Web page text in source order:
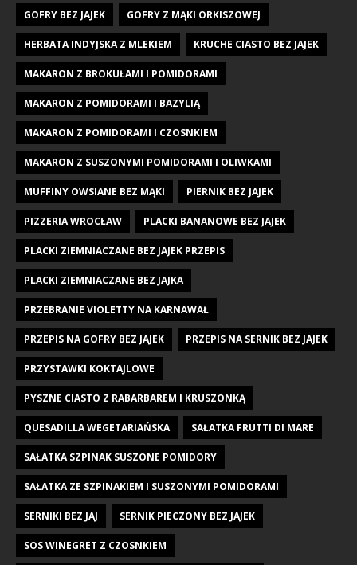
GOFRY BEZ JAJEK GOFRY Z MĄKI ORKISZOWEJ
HERBATA INDYJSKA Z MLEKIEM KRUCHE CIASTO BEZ JAJEK
MAKARON Z BROKUŁAMI I POMIDORAMI
MAKARON Z POMIDORAMI I BAZYLIĄ
MAKARON Z POMIDORAMI I CZOSNKIEM
MAKARON Z SUSZONYMI POMIDORAMI I OLIWKAMI
MUFFINY OWSIANE BEZ MĄKI PIERNIK BEZ JAJEK
PIZZERIA WROCŁAW PLACKI BANANOWE BEZ JAJEK
PLACKI ZIEMNIACZANE BEZ JAJEK PRZEPIS
PLACKI ZIEMNIACZANE BEZ JAJKA
PRZEBRANIE VIOLETTY NA KARNAWAŁ
PRZEPIS NA GOFRY BEZ JAJEK PRZEPIS NA SERNIK BEZ JAJEK
PRZYSTAWKI KOKTAJLOWE
PYSZNE CIASTO Z RABARBAREM I KRUSZONKĄ
QUESADILLA WEGETARIAŃSKA SAŁATKA FRUTTI DI MARE
SAŁATKA SZPINAK SUSZONE POMIDORY
SAŁATKA ZE SZPINAKIEM I SUSZONYMI POMIDORAMI
SERNIKI BEZ JAJ SERNIK PIECZONY BEZ JAJEK
SOS WINEGRET Z CZOSNKIEM